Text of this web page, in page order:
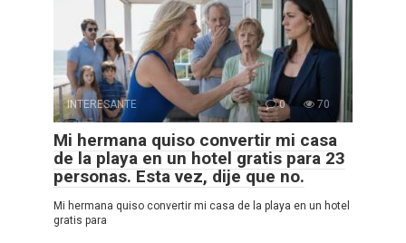
INTERESANTE 0 70
Mi hermana quiso convertir mi casa
de la playa en un hotel gratis para 23
personas. Esta vez, dije que no.
Mi hermana quiso convertir mi casa de la playa en un hotel
gratis para